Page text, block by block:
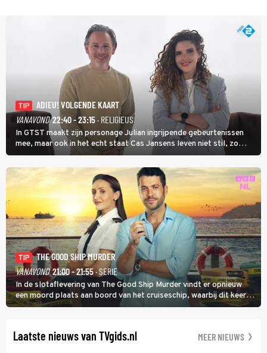
TIP
ADIEU! VOLGENDE KAART
VANAVOND 22:40 - 23:15· RELIGIEUS
In GTST maakt zijn personage Julian ingrijpende gebeurtenissen
mee, maar ook in het echt staat Cas Jansens leven niet stil, zo
vertelt hij in Adieu! Volgende Kaart.
TIP
THE GOOD SHIP MURDER
VANAVOND 21:00 - 21:55· SERIE
In de slotaflevering van The Good Ship Murder vindt er opnieuw
een moord plaats aan boord van het cruiseschip, waarbij dit keer
een bemanningslid het slachtoffer is en kapitein Marlowe de dader
Laatste nieuws van TVgids.nl MEER NIEUWS